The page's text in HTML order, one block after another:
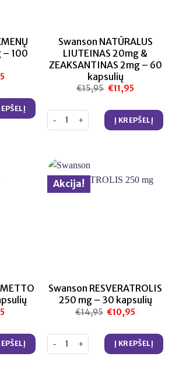
– 100
€8,95.
LINŲ SĖMENŲ ALIEJUS 1000mg – 100
Swanson NATŪRALUS
LIUTEINAS 20mg &
ZEAKSANTINAS 2mg – 60
kapsulių
€15,95 Original
price
€15,95.
€11,95
€11,95.
produkto kiekis: Swanson
Į KREPŠELĮ
€7,95.
SAW PALMETTO 540 mg – 100 kapsulių
Akcija!
Swanson RESVERATROLIS
250 mg – 30 kapsulių
€14,95 Original
price
€14,95.
€10,95
€10,95.
produkto kiekis: Swanson
Į KREPŠELĮ